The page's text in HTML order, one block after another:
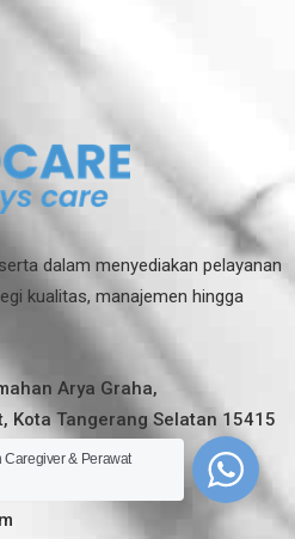
dalam menyediakan pelayanan
kualitas, manajemen hingga
Arya Graha,
Kota Tangerang Selatan 15415
Caregiver & Perawat